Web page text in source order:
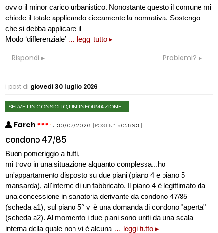
ovvio il minor carico urbanistico. Nonostante questo il comune mi
chiede il totale applicando ciecamente la normativa. Sostengo
che si debba applicare il
Modo ‘differenziale’ … leggi tutto ▸
Rispondi Problemi?
i post di giovedì 30 luglio 2026
SERVE UN CONSIGLIO, UN'INFORMAZIONE...
Farch : 30/07/2026 [POST N° 502893 ]
condono 47/85
Buon pomeriggio a tutti,
mi trovo in una situazione alquanto complessa...ho
un'appartamento disposto su due piani (piano 4 e piano 5
mansarda), all'interno di un fabbricato. Il piano 4 è legittimato da
una concessione in sanatoria derivante da condono 47/85
(scheda a1), sul piano 5° vi è una domanda di condono "aperta"
(scheda a2). Al momento i due piani sono uniti da una scala
interna della quale non vi è alcuna … leggi tutto ▸